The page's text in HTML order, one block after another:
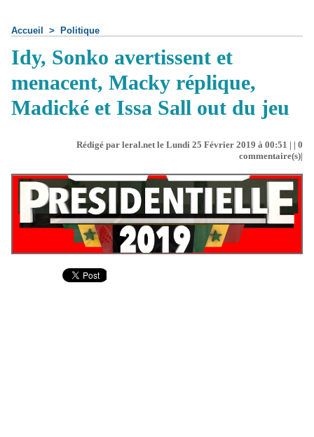
Accueil > Politique
Idy, Sonko avertissent et
menacent, Macky réplique,
Madické et Issa Sall out du jeu
Rédigé par leral.net le Lundi 25 Février 2019 à 00:51 | | 0
commentaire(s)|